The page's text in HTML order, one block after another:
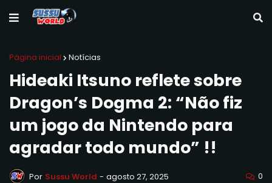
Página inicial Notícias
Hideaki Itsuno reflete sobre
Dragon’s Dogma 2: “Não fiz
um jogo da Nintendo para
agradar todo mundo” !!
Por Sussu World - agosto 27, 2025 0